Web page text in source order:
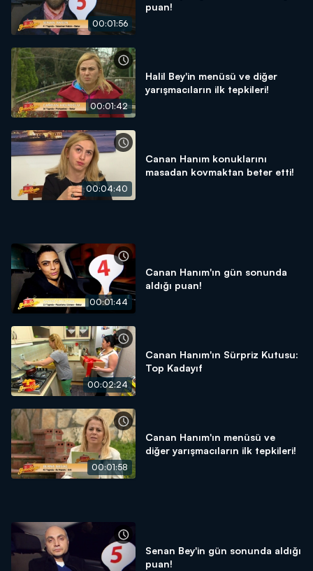
00:01:56
puan!
00:01:42
Halil Bey'in menüsü ve diğer
yarışmacıların ilk tepkileri!
00:04:40
Canan Hanım konuklarını
masadan kovmaktan beter etti!
00:01:44
Canan Hanım'ın gün sonunda
aldığı puan!
00:02:24
Canan Hanım'ın Sürpriz Kutusu:
Top Kadayıf
00:01:58
Canan Hanım'ın menüsü ve
diğer yarışmacıların ilk tepkileri!
Senan Bey'in gün sonunda aldığı
puan!